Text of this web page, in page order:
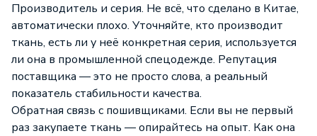
Производитель и серия. Не всё, что сделано в Китае,
автоматически плохо. Уточняйте, кто производит
ткань, есть ли у неё конкретная серия, используется
ли она в промышленной спецодежде. Репутация
поставщика — это не просто слова, а реальный
показатель стабильности качества.
Обратная связь с пошивщиками. Если вы не первый
раз закупаете ткань — опирайтесь на опыт. Как она